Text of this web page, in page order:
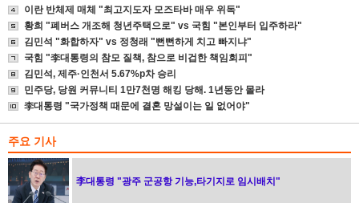
이란 반체제 매체 "최고지도자 모즈타바 매우 위독"
황희 "폐버스 개조해 청년주택으로" vs 국힘 "본인부터 입주하라"
김민석 "화합하자" vs 정청래 "뻔뻔하게 치고 빠지냐"
국힘 "李대통령의 참모 질책, 참으로 비겁한 책임회피"
김민석, 제주·인천서 5.67%p차 승리
민주당, 당원 커뮤니티 1만7천명 해킹 당해. 1년동안 몰라
李대통령 "국가정책 때문에 결혼 망설이는 일 없어야"
주요 기사
李대통령 "광주 군공항 기능,타기지로 임시배치"